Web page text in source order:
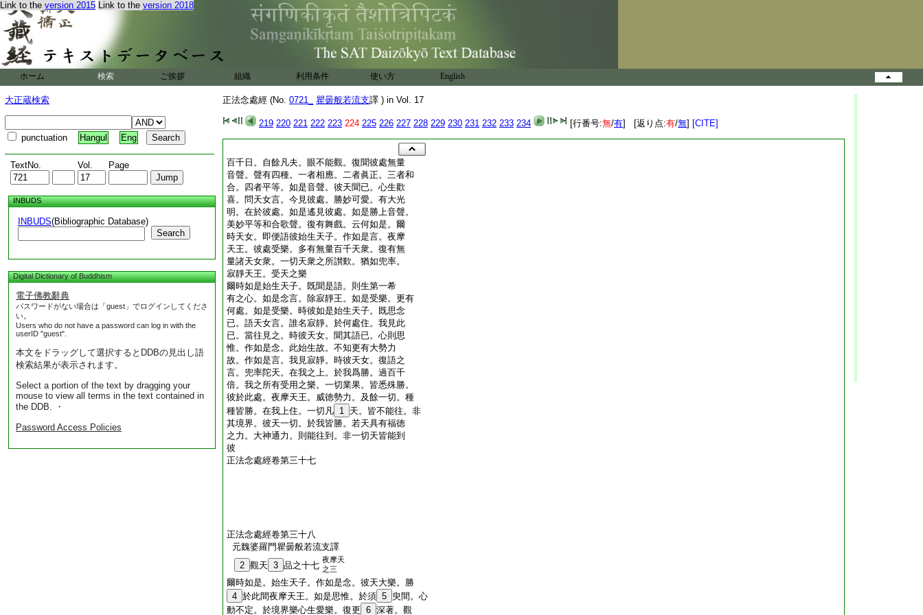
Link to the version 2015 Link to the version 2018
ホーム 検索 ご挨拶 組織 利用条件 使い方 English
大正蔵検索
punctuation Hangul Eng
TextNo. Vol. Page
INBUDS
INBUDS(Bibliographic Database)
Search
Digital Dictionary of Buddhism
電子佛教辭典
パスワードがない場合は「guest」でログインしてくださ
い。
Users who do not have a password can log in with the
userID "guest".
本文をドラッグして選択するとDDBの見出し語
検索結果が表示されます。
Select a portion of the text by dragging your
mouse to view all terms in the text contained in
the DDB. ・
Password Access Policies
正法念處經 (No. 0721_ 瞿曇般若流支譯 ) in Vol. 17
219 220 221 222 223 224 225 226 227 228 229 230 231 232 233 234 [行番号:無/有] [返り点:有/無] [CITE]
百千日。自餘凡夫。眼不能觀。復聞彼處無量
音聲。聲有四種。一者相應。二者眞正。三者和
合。四者平等。如是音聲。彼天聞已。心生歡
喜。問天女言。今見彼處。勝妙可愛。有大光
明。在於彼處。如是遙見彼處。如是勝上音聲。
美妙平等和合歌聲。復有舞戲。云何如是。爾
時天女。即便語彼始生天子。作如是言。夜摩
天王。彼處受樂。多有無量百千天衆。復有無
量諸天女衆。一切天衆之所讃歎。猶如兜率。
寂靜天王。受天之樂
爾時如是始生天子。既聞是語。則生第一希
有之心。如是念言。除寂靜王。如是受樂。更有
何處。如是受樂。時彼如是始生天子。既思念
已。語天女言。誰名寂靜。於何處住。我見此
已。當往見之。時彼天女。聞其語已。心則思
惟。作如是念。此始生故。不知更有大勢力
故。作如是言。我見寂靜。時彼天女。復語之
言。兜率陀天。在我之上。於我爲勝。過百千
倍。我之所有受用之樂。一切業果。皆悉殊勝。
彼於此處。夜摩天王。威徳勢力。及餘一切。種
種皆勝。在我上住。一切凡 1 天。皆不能往。非
其境界。彼天一切。於我皆勝。若天具有福徳
之力。大神通力。則能往到。非一切天皆能到
彼
正法念處經卷第三十七
正法念處經卷第三十八
元魏婆羅門瞿曇般若流支譯
2 觀天 3 品之十七
夜摩天
之三
爾時如是。始生天子。作如是念。彼天大樂。勝
4 於此間夜摩天王。如是思惟。於須 5 臾間。心
動不定。於境界樂心生愛樂。復更 6 深著。觀